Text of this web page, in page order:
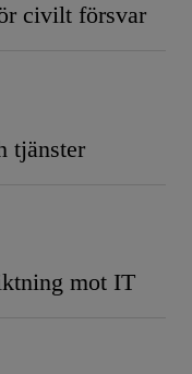
civilt försvar
tjänster
mot IT